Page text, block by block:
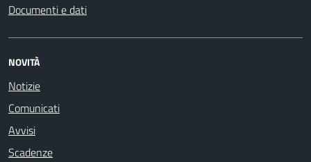
Documenti e dati
NOVITÀ
Notizie
Comunicati
Avvisi
Scadenze